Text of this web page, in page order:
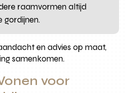
raamvormen altijd
gordijnen.
en advies op maat,
samenkomen.
voor